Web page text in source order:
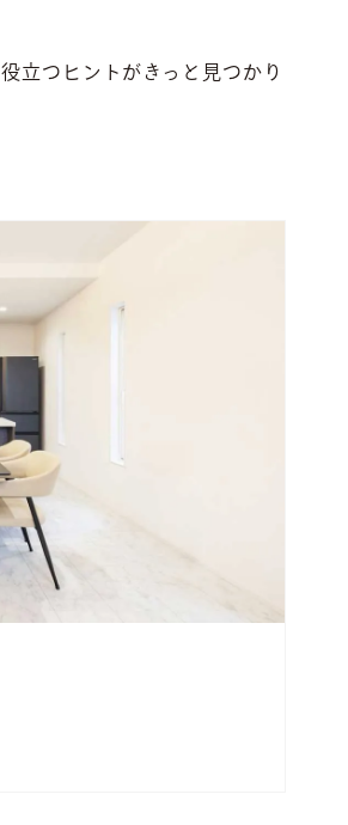
立つヒントがきっと見つかり